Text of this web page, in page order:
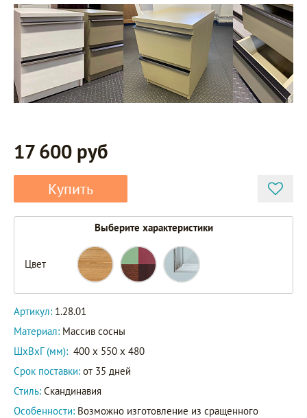
17 600 руб
Купить
Выберите характеристики
Цвет
Артикул: 1.28.01
Материал: Массив сосны
ШxВxГ (мм): 400 x 550 x 480
Срок поставки: от 35 дней
Стиль: Скандинавия
Особенности: Возможно изготовление из сращенного